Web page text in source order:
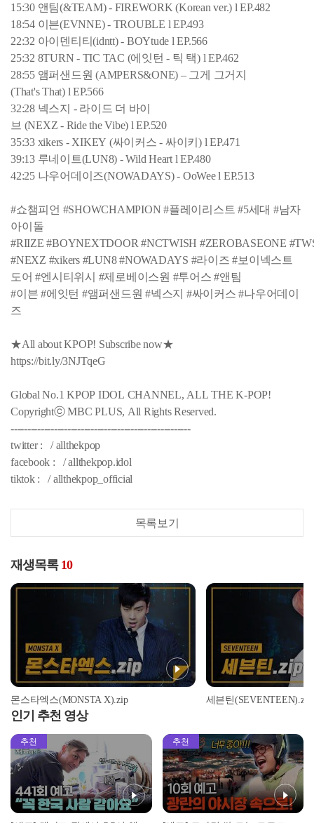
15:30 앤팀(&TEAM) - FIREWORK (Korean ver.) l EP.482
18:54 이븐(EVNNE) - TROUBLE l EP.493
22:32 아이덴티티(idntt) - BOYtude l EP.566
25:32 8TURN - TIC TAC (에잇턴 - 틱 택) l EP.462
28:55 앰퍼샌드원 (AMPERS&ONE) – 그게 그거지
(That's That) l EP.566
32:28 넥스지 - 라이드 더 바이
브 (NEXZ - Ride the Vibe) l EP.520
35:33 xikers - XIKEY (싸이커스 - 싸이키) l EP.471
39:13 루네이트(LUN8) - Wild Heart l EP.480
42:25 나우어데이즈(NOWADAYS) - OoWee l EP.513
#쇼챔피언 #SHOWCHAMPION #플레이리스트 #5세대 #남자
아이돌
#RIIZE #BOYNEXTDOOR #NCTWISH #ZEROBASEONE
#NEXZ #xikers #LUN8 #NOWADAYS #라이즈 #보이넥스트
도어 #엔시티위시 #제로베이스원 #투어스 #앤팀
#이븐 #에잇턴 #앰퍼샌드원 #넥스지 #싸이커스 #나우어데이
즈
★All about KPOP! Subscribe now★
https://bit.ly/3NJTqeG
Global No.1 KPOP IDOL CHANNEL, ALL THE K-POP!
Copyrightⓒ MBC PLUS, All Rights Reserved.
------------------------------------------------------
twitter : / allthekpop
facebook : / allthekpop.idol
tiktok : / allthekpop_official
목록보기
재생목록 10
몬스타엑스(MONSTA X).zip 세븐틴(SEVENTEEN).zip
인기 추천 영상
추천 추천